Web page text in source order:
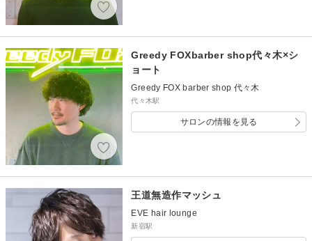
Greedy FOXbarber shop代々木×シ
ョート
Greedy FOX barber shop 代々木
代々木駅
サロンの情報を見る
王道無造作マッシュ
EVE hair lounge
新宿駅